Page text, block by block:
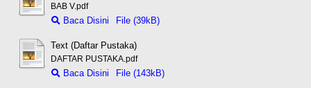
BAB V.pdf
Baca Disini File (39kB)
Text (Daftar Pustaka)
DAFTAR PUSTAKA.pdf
Baca Disini File (143kB)